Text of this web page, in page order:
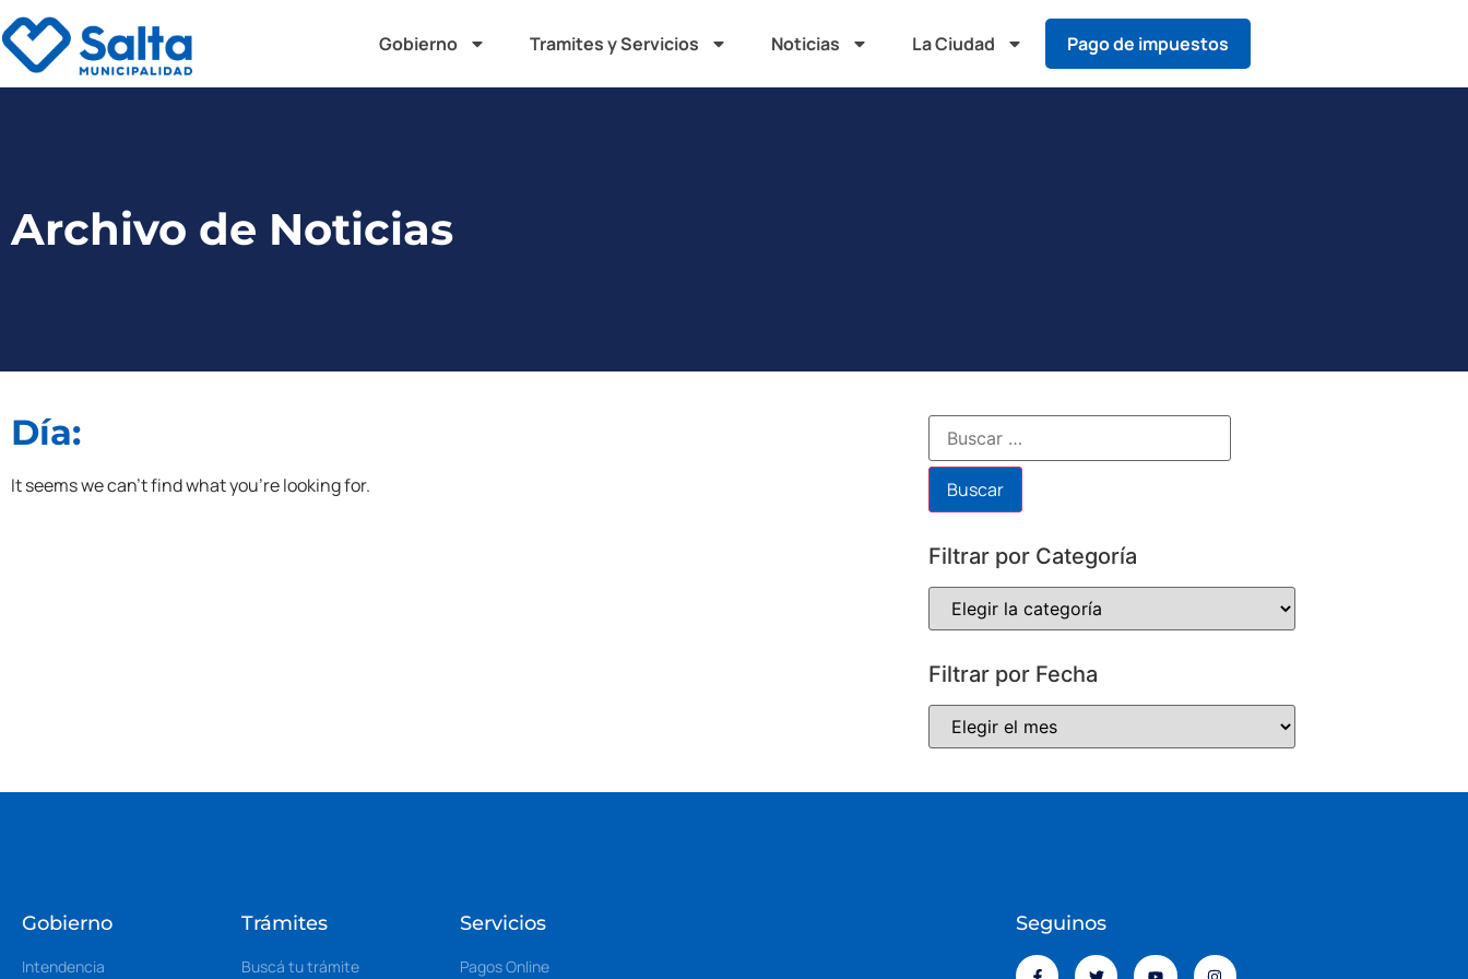
Gobierno Tramites y Servicios Noticias La Ciudad Pago de impuestos
Archivo de Noticias
Día:
It seems we can't find what you're looking for.
Filtrar por Categoría
Filtrar por Fecha
Gobierno
Intendencia
Trámites
Buscá tu trámite
Servicios
Pagos Online
Seguinos